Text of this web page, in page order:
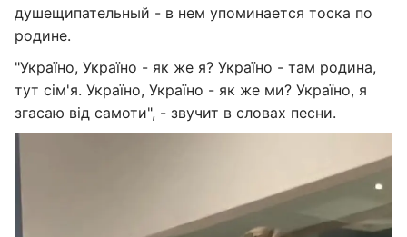
душещипательный - в нем упоминается тоска по
родине.
"Україно, Україно - як же я? Україно - там родина,
тут сім'я. Україно, Україно - як же ми? Україно, я
згасаю від самоти", - звучит в словах песни.